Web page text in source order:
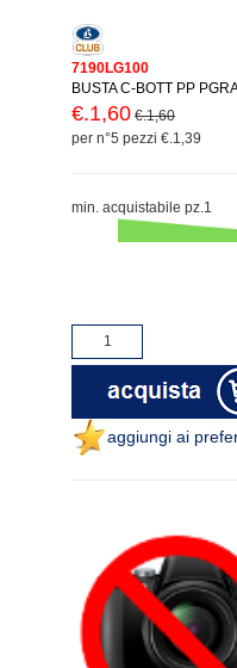
7190LG100
BUSTA C-BOTT PP
€.1,60 €.1,60
per n°5 pezzi €.1,39
min. acquistabile pz.1
aggiungi ai